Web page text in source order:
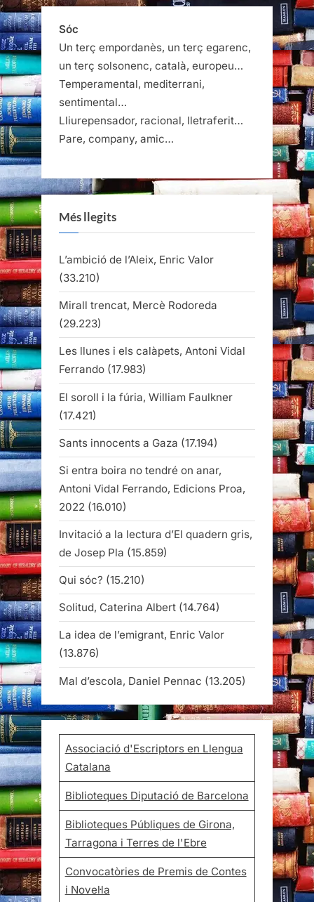
Sóc
Un terç empordanès, un terç egarenc,
un terç solsonenc, català, europeu…
Temperamental, mediterrani,
sentimental…
Lliurepensador, racional, lletraferit…
Pare, company, amic…
Més llegits
L’ambició de l’Aleix, Enric Valor
(33.210)
Mirall trencat, Mercè Rodoreda
(29.223)
Les llunes i els calàpets, Antoni Vidal
Ferrando (17.983)
El soroll i la fúria, William Faulkner
(17.421)
Sants innocents a Gaza (17.194)
Si entra boira no tendré on anar,
Antoni Vidal Ferrando, Edicions Proa,
2022 (16.010)
Invitació a la lectura d’El quadern gris,
de Josep Pla (15.859)
Qui sóc? (15.210)
Solitud, Caterina Albert (14.764)
La idea de l’emigrant, Enric Valor
(13.876)
Mal d’escola, Daniel Pennac (13.205)
Associació d'Escriptors en Llengua
Catalana
Biblioteques Diputació de Barcelona
Biblioteques Públiques de Girona,
Tarragona i Terres de l'Ebre
Convocatòries de Premis de Contes
i Novel·la